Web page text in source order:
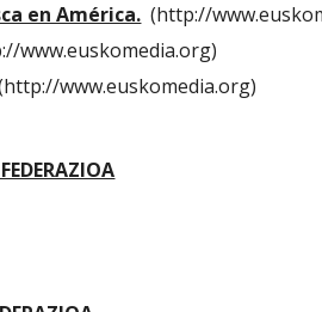
en América.
(http://
www.euskomedia.org)
(http://www.euskomedia.org)